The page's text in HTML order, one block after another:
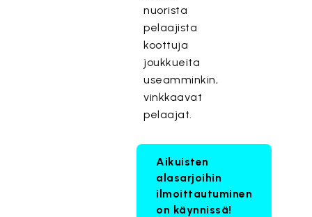
nuorista
pelaajista
koottuja
joukkueita
useamminkin,
vinkkaavat
pelaajat.
Aikuisten
alasarjoihin
ilmoittautuminen
on käynnissä!